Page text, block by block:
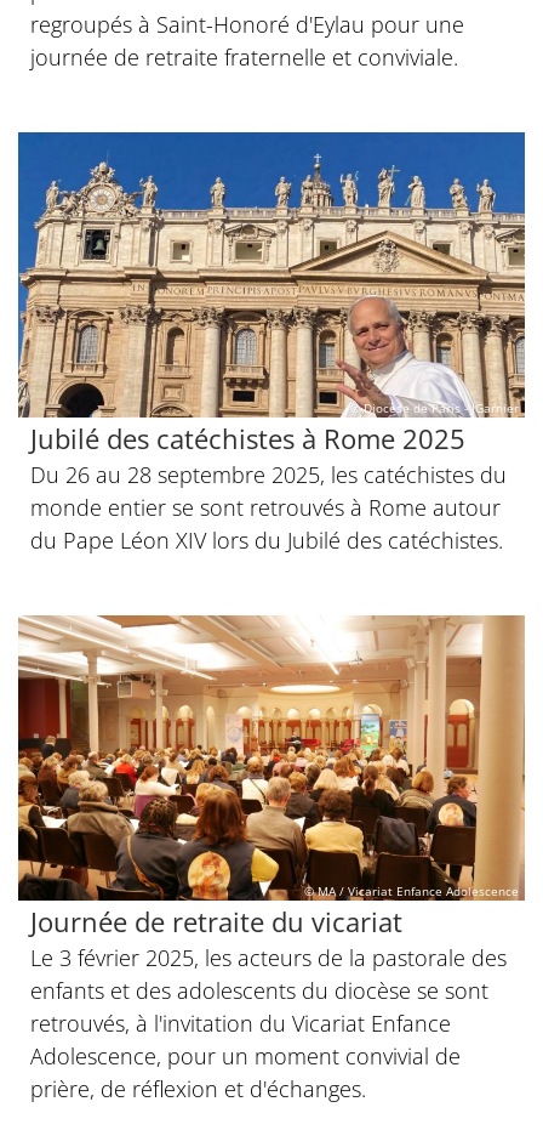
regroupés à Saint-Honoré d'Eylau pour une
journée de retraite fraternelle et conviviale.
© Diocèse de Paris - JGarnier
Jubilé des catéchistes à Rome 2025
Du 26 au 28 septembre 2025, les catéchistes du
monde entier se sont retrouvés à Rome autour
du Pape Léon XIV lors du Jubilé des catéchistes.
© MA / Vicariat Enfance Adolescence
Journée de retraite du vicariat
Le 3 février 2025, les acteurs de la pastorale des
enfants et des adolescents du diocèse se sont
retrouvés, à l'invitation du Vicariat Enfance
Adolescence, pour un moment convivial de
prière, de réflexion et d'échanges.